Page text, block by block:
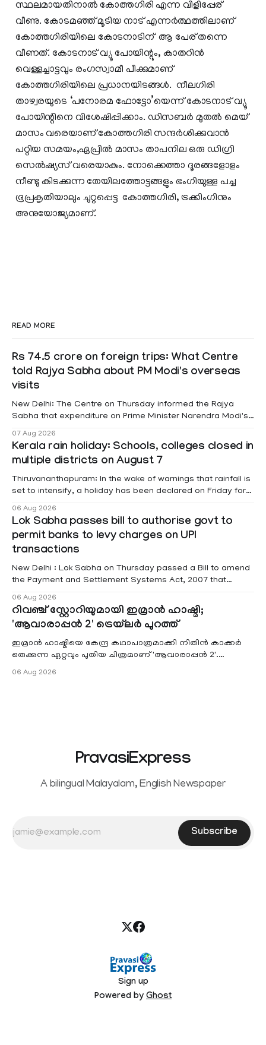
സ്ഥലമായതിനാല്‍ കോത്തഗിരി എന്ന വിളിപ്പേര്
വീണു. കോടമഞ്ഞ് മൂടിയ നാട് എന്നര്‍ത്ഥത്തിലാണ്
കോത്തഗിരിയിലെ കോടനാടിന് ആ പേര് തന്നെ
വീണത്‌. കോടനാട് വ്യൂ പോയിന്റും, കാതറിന്‍
വെള്ളച്ചാട്ടവും രംഗസ്വാമീ പീക്കുമാണ്
കോത്തഗിരിയിലെ പ്രധാനയിടങ്ങള്‍. നീലഗിരി
താഴ്വരയുടെ ‘പനോരമ ഫോട്ടോ’യെന്ന് കോടനാട് വ്യൂ
പോയിന്റിനെ വിശേഷിപ്പിക്കാം. ഡിസബര്‍ മുതല്‍ മെയ്‌
മാസം വരെയാണ് കോത്തഗിരി സന്ദര്‍ശിക്കുവാന്‍
പറ്റിയ സമയം,ഏപ്രില്‍ മാസം താപനില ഒരു ഡിഗ്രി
സെല്‍ഷ്യസ് വരെയാകും. നോക്കെത്താ ദൂരങ്ങളോളം
നീണ്ടു കിടക്കുന്ന തേയിലത്തോട്ടങ്ങളും ഭംഗിയുള്ള പച്ച
ഭൂപ്രകൃതിയാലും ചുറ്റപ്പെട്ട കോത്തഗിരി, ട്രക്കിംഗിനും
അനുയോജ്യമാണ്.
READ MORE
Rs 74.5 crore on foreign trips: What Centre
told Rajya Sabha about PM Modi's overseas
visits
New Delhi: The Centre on Thursday informed the Rajya
Sabha that expenditure on Prime Minister Narendra Modi's
foreign visits has crossed ₹74.5 crore in 2026 so far. The
information was provided by Minister of State for External
Affairs Pabitra Margherita in a written reply to questions
raised
07 Aug 2026
Kerala rain holiday: Schools, colleges closed in
multiple districts on August 7
Thiruvananthapuram: In the wake of warnings that rainfall is
set to intensify, a holiday has been declared on Friday for
educational institutions across Pathanamthitta, Alappuzha,
Kottayam, Wayanad and Kasaragod districts. Meanwhile, a
red alert remains in place on Thursday for Kottayam,
Pathanamtitta and Idukki districts. Following a red alert on
06 Aug 2026
Lok Sabha passes bill to authorise govt to
permit banks to levy charges on UPI
transactions
New Delhi : Lok Sabha on Thursday passed a Bill to amend
the Payment and Settlement Systems Act, 2007 that
authorises the government to permit banks and other
service providers to levy charges on payments through
unified payments interface (UPI) and other notified
electronic payment modes. The amendment passed by the
06 Aug 2026
റിവഞ്ച് സ്റ്റോറിയുമായി ഇമ്രാൻ ഹാഷ്മി;
'ആവാരാപ്പൻ 2' ട്രെയ്‌ലർ പുറത്ത്
ഇമ്രാൻ ഹാഷ്മിയെ കേന്ദ്ര കഥാപാത്രമാക്കി നിതിൻ കാക്കർ
ഒരുക്കുന്ന ഏറ്റവും പുതിയ ചിത്രമാണ് 'ആവാരാപ്പൻ 2'.
ഐഎംഡിബി പട്ടിക
06 Aug 2026
PravasiExpress
A bilingual Malayalam, English Newspaper
Subscribe
Sign up
Powered by Ghost